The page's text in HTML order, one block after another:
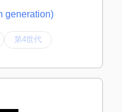
generation)
第4世代